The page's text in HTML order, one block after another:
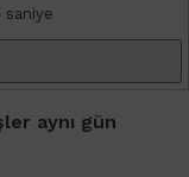
saniye
aynı gün